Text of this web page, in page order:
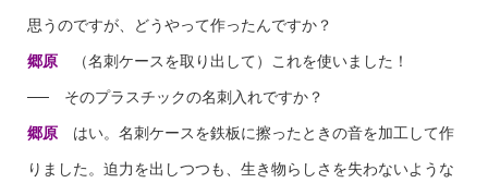
思うのですが、どうやって作ったんですか？
郷原（名刺ケースを取り出して）これを使いました！
── そのプラスチックの名刺入れですか？
郷原はい。名刺ケースを鉄板に擦ったときの音を加工して作
りました。迫力を出しつつも、生き物らしさを失わないような